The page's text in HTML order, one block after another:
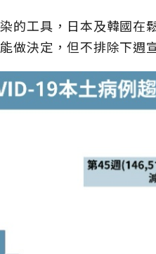
的工具，日本及韓國在
做決定，但不排除下週